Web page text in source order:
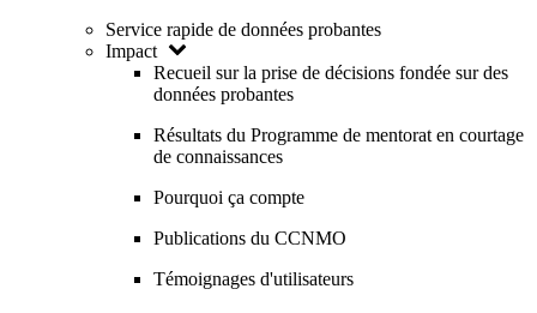
Service rapide de données probantes
Impact
Recueil sur la prise de décisions fondée sur des
données probantes
Résultats du Programme de mentorat en courtage
de connaissances
Pourquoi ça compte
Publications du CCNMO
Témoignages d'utilisateurs